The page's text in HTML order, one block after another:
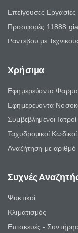
Επείγουσες Εργασίες
Προσφορές 11888
Ραντεβού με
Χρήσιμα
Εφημερεύοντα
Εφημερεύοντα
Συμβεβλημένοι
Ταχυδρομικοί Κωδικοί
Αναζήτηση με αριθμό
Συχνές
Ψυκτικοί
Κλιματισμός
Επισκευές -